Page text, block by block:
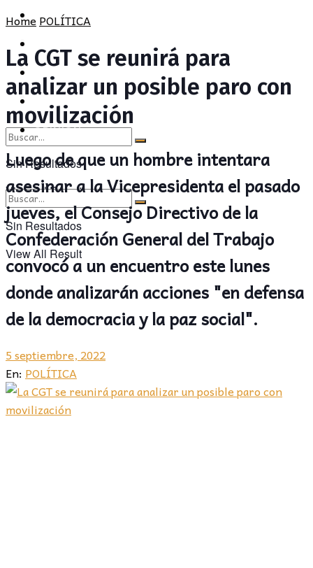
POLÍTICA
CULTURA
OPINIÓN
Sin Resultados
View All Result
PROVINCIA
SOCIEDAD
CULTURA
OPINIÓN
Sin Resultados
View All Result
HomePOLÍTICA
La CGT se reunirá para
analizar un posible paro con
movilización
Luego de que un hombre intentara
asesinar a la Vicepresidenta el pasado
jueves, el Consejo Directivo de la
Confederación General del Trabajo
convocó a un encuentro este lunes
donde analizarán acciones "en defensa
de la democracia y la paz social".
5 septiembre, 2022
En: POLÍTICA